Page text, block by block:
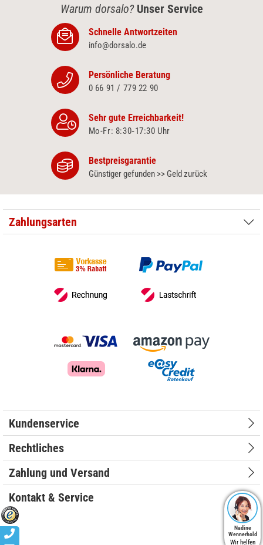
Warum dorsalo? Unser Service
Schnelle Antwortzeiten
info@dorsalo.de
Persönliche Beratung
0 66 91 / 779 22 90
Sehr gute Erreichbarkeit!
Mo-Fr: 8:30‑17:30 Uhr
Bestpreisgarantie
Günstiger gefunden >> Geld zurück
Zahlungsarten
Kundenservice
Rechtliches
Zahlung und Versand
Kontakt & Service
Nadine
Wennerhold
Wir helfen